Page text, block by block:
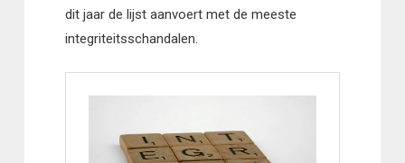
dit jaar de lijst aanvoert met de meeste
integriteitsschandalen.